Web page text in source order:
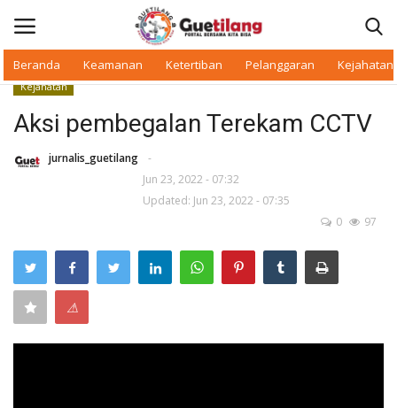
Beranda Keamanan Ketertiban Pelanggaran Kejahatan
Beranda
Makan Bergizi
Warkop Digital
Kejahatan
Aksi pembegalan Terekam CCTV
jurnalis_guetilang
-
Jun 23, 2022 - 07:32
Updated: Jun 23, 2022 - 07:35
0
97
⚠